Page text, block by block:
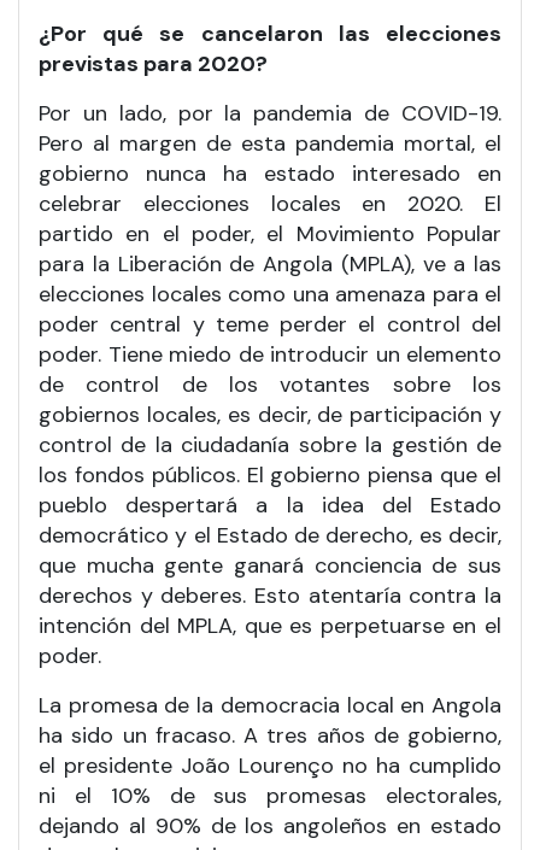
¿Por qué se cancelaron las elecciones
previstas para 2020?
Por un lado, por la pandemia de COVID-19.
Pero al margen de esta pandemia mortal, el
gobierno nunca ha estado interesado en
celebrar elecciones locales en 2020. El
partido en el poder, el Movimiento Popular
para la Liberación de Angola (MPLA), ve a las
elecciones locales como una amenaza para el
poder central y teme perder el control del
poder. Tiene miedo de introducir un elemento
de control de los votantes sobre los
gobiernos locales, es decir, de participación y
control de la ciudadanía sobre la gestión de
los fondos públicos. El gobierno piensa que el
pueblo despertará a la idea del Estado
democrático y el Estado de derecho, es decir,
que mucha gente ganará conciencia de sus
derechos y deberes. Esto atentaría contra la
intención del MPLA, que es perpetuarse en el
poder.
La promesa de la democracia local en Angola
ha sido un fracaso. A tres años de gobierno,
el presidente João Lourenço no ha cumplido
ni el 10% de sus promesas electorales,
dejando al 90% de los angoleños en estado